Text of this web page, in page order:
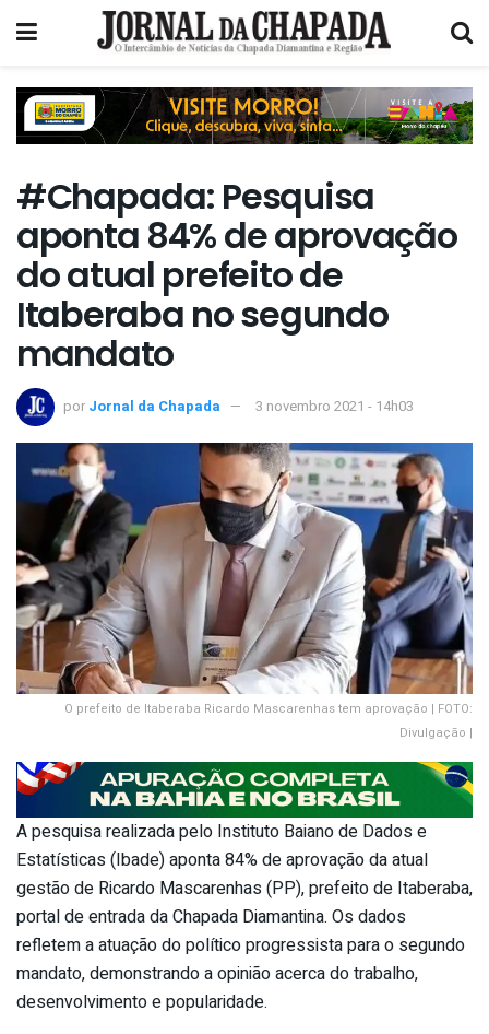
#Chapada: Pesquisa
aponta 84% de aprovação
do atual prefeito de
Itaberaba no segundo
mandato
por Jornal da Chapada 3 novembro 2021 - 14h03
O prefeito de Itaberaba Ricardo Mascarenhas tem aprovação | FOTO:
Divulgação |
A pesquisa realizada pelo Instituto Baiano de Dados e
Estatísticas (Ibade) aponta 84% de aprovação da atual
gestão de Ricardo Mascarenhas (PP), prefeito de Itaberaba,
portal de entrada da Chapada Diamantina. Os dados
refletem a atuação do político progressista para o segundo
mandato, demonstrando a opinião acerca do trabalho,
desenvolvimento e popularidade.